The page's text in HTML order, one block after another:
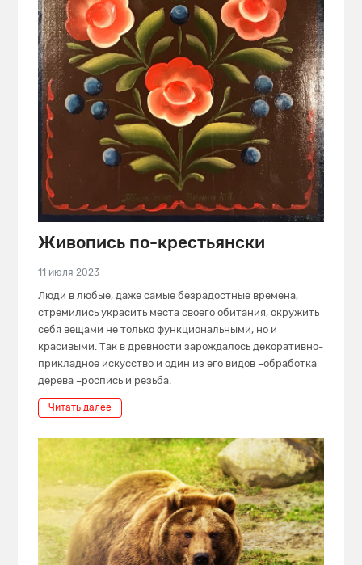
Живопись по-крестьянски
11 июля 2023
Люди в любые, даже самые безрадостные времена,
стремились украсить места своего обитания, окружить
себя вещами не только функциональными, но и
красивыми. Так в древности зарождалось декоративно-
прикладное искусство и один из его видов –обработка
дерева –роспись и резьба.
Читать далее